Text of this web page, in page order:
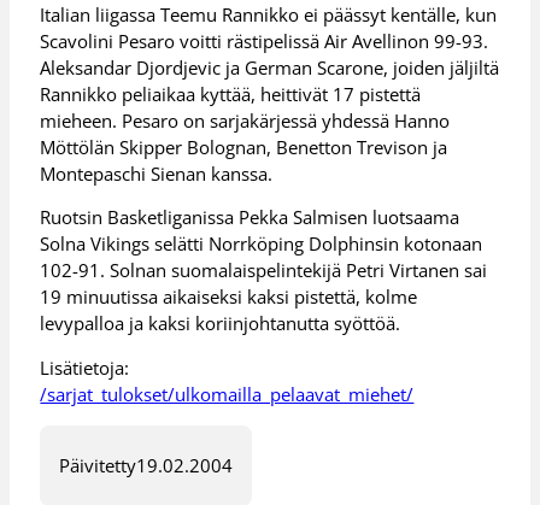
Italian liigassa Teemu Rannikko ei päässyt kentälle, kun
Scavolini Pesaro voitti rästipelissä Air Avellinon 99-93.
Aleksandar Djordjevic ja German Scarone, joiden jäljiltä
Rannikko peliaikaa kyttää, heittivät 17 pistettä
mieheen. Pesaro on sarjakärjessä yhdessä Hanno
Möttölän Skipper Bolognan, Benetton Trevison ja
Montepaschi Sienan kanssa.
Ruotsin Basketliganissa Pekka Salmisen luotsaama
Solna Vikings selätti Norrköping Dolphinsin kotonaan
102-91. Solnan suomalaispelintekijä Petri Virtanen sai
19 minuutissa aikaiseksi kaksi pistettä, kolme
levypalloa ja kaksi koriinjohtanutta syöttöä.
Lisätietoja:
/sarjat_tulokset/ulkomailla_pelaavat_miehet/
Päivitetty19.02.2004